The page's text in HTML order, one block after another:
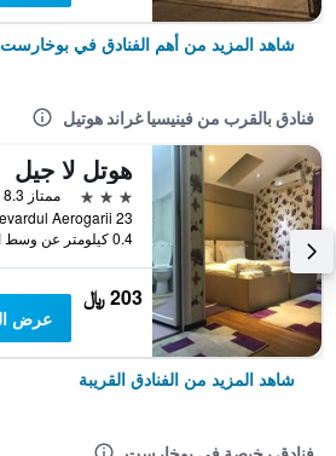
شاهد المزيد من أهم الفنادق في بوخارست
فنادق بالقرب من فينيسيا غراند هوتيل
هوتل لا جيل
3 نجوم
ممتاز 8.3
0.4 كيلومتر عن وسط المدينة
203 ﷼
عرض
شاهد المزيد من الفنادق القريبة